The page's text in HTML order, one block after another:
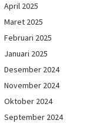
April 2025
Maret 2025
Februari 2025
Januari 2025
Desember 2024
November 2024
Oktober 2024
September 2024